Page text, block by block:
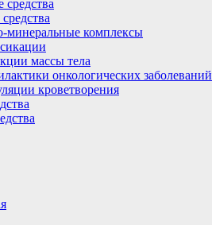
средства
минеральные комплексы
массы тела
онкологических заболеваний
кроветворения